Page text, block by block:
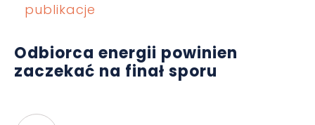
publikacje
Odbiorca energii powinien
zaczekać na finał sporu